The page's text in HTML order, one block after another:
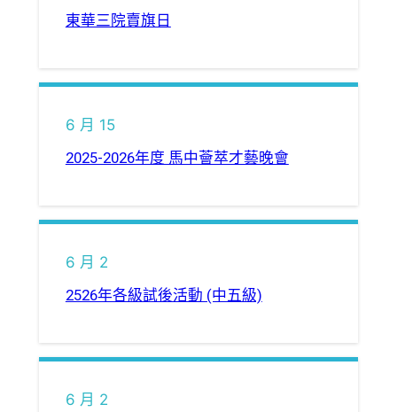
東華三院賣旗日
6 月 15
2025-2026年度 馬中薈萃才藝晚會
6 月 2
2526年各級試後活動 (中五級)
6 月 2